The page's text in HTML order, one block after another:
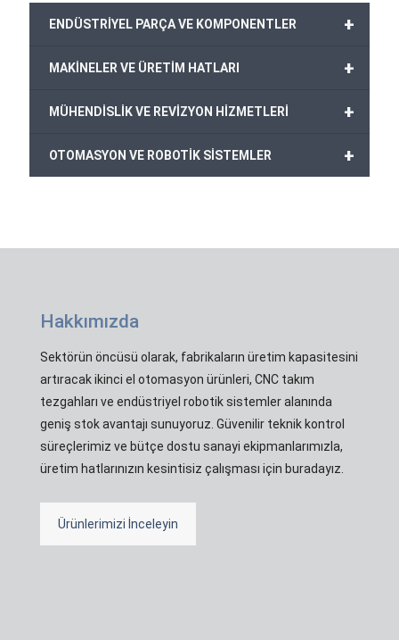
+
ENDÜSTRİYEL PARÇA VE KOMPONENTLER
+
MAKİNELER VE ÜRETİM HATLARI
+
MÜHENDİSLİK VE REVİZYON HİZMETLERİ
+
OTOMASYON VE ROBOTİK SİSTEMLER
Hakkımızda
Sektörün öncüsü olarak, fabrikaların üretim kapasitesini
artıracak ikinci el otomasyon ürünleri, CNC takım
tezgahları ve endüstriyel robotik sistemler alanında
geniş stok avantajı sunuyoruz. Güvenilir teknik kontrol
süreçlerimiz ve bütçe dostu sanayi ekipmanlarımızla,
üretim hatlarınızın kesintisiz çalışması için buradayız.
Ürünlerimizi İnceleyin